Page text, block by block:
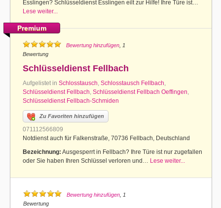
Esslingen? Schlüsseldienst Esslingen eilt zur Hilfe! Ihre Türe ist…
Lese weiter...
Premium
Bewertung hinzufügen , 1
Bewertung
Schlüsseldienst Fellbach
Aufgelistet in Schlosstausch, Schlosstausch Fellbach,
Schlüsseldienst Fellbach, Schlüsseldienst Fellbach Oeffingen,
Schlüsseldienst Fellbach-Schmiden
Zu Favoriten hinzufügen
071112566809
Notdienst auch für Falkenstraße, 70736 Fellbach, Deutschland
Bezeichnung: Ausgesperrt in Fellbach? Ihre Türe ist nur zugefallen
oder Sie haben Ihren Schlüssel verloren und… Lese weiter...
Bewertung hinzufügen , 1
Bewertung